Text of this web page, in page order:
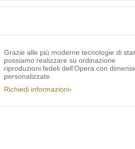
Grazie alle più moderne tecnologie di
possiamo realizzare su ordinazione
riproduzioni fedeli dell’Opera con
personalizzate.
Richiedi informazioni›